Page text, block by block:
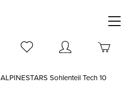
ALPINESTARS Sohlenteil Tech 10